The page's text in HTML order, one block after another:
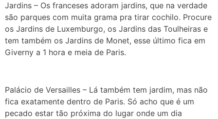
Jardins – Os franceses adoram jardins, que na verdade
são parques com muita grama pra tirar cochilo. Procure
os Jardins de Luxemburgo, os Jardins das Toulheiras e
tem também os Jardins de Monet, esse último fica em
Giverny a 1 hora e meia de Paris.
Palácio de Versailles – Lá também tem jardim, mas não
fica exatamente dentro de Paris. Só acho que é um
pecado estar tão próxima do lugar onde um dia